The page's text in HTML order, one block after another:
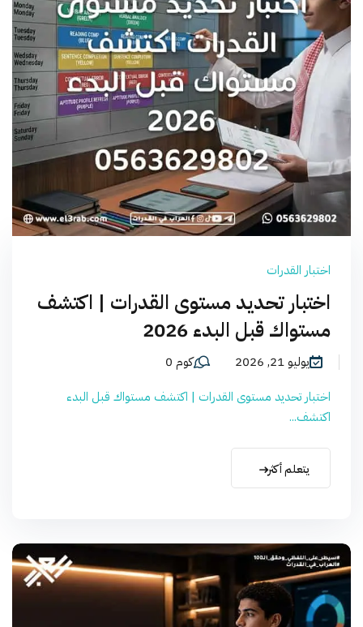
اختبار القدرات
اختبار تحديد مستوى القدرات | اكتشف
مستواك قبل البدء 2026
يوليو 21, 2026
كوم 0
اختبار تحديد مستوى القدرات | اكتشف مستواك قبل البدء
اكتشف...
يتعلم أكثر